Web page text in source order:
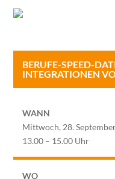
BERUFE-SPEED-
INTEGRATIONEN
WANN
Mittwoch, 28.
13.00 – 15.00 Uhr
WO